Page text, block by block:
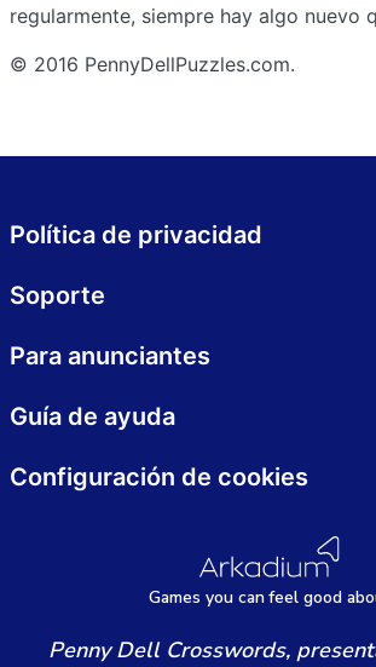
regularmente, siempre hay algo nuevo
© 2016 PennyDellPuzzles.com.
Games you canfeel good
Política de privacidad
Soporte
Para anunciantes
Guía de ayuda
Configuración de cookies
Penny Dell Crosswords,